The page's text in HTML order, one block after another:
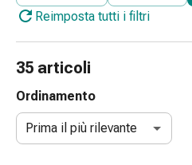
raffreddore
Tosse
e
bronchite
Reimposta tutti i filtri
35 articoli
Ordinamento
Prima il più rilevante